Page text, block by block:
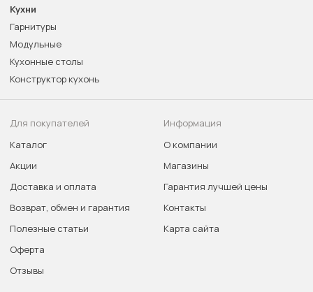
Кухни
Гарнитуры
Модульные
Кухонные столы
Конструктор кухонь
Для покупателей
Каталог
Акции
Доставка и оплата
Возврат, обмен и гарантия
Полезные статьи
Оферта
Отзывы
Информация
О компании
Магазины
Гарантия лучшей цены
Контакты
Карта сайта